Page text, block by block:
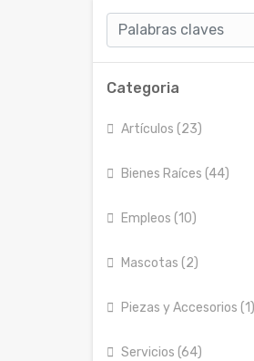
Categoria
Artículos (23)
Bienes Raíces (44)
Empleos (10)
Mascotas (2)
Piezas y Accesorios (1)
Servicios (64)